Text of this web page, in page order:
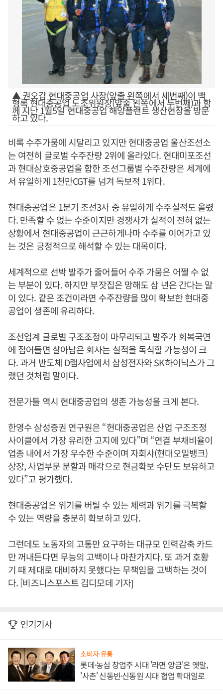
▲ 권오갑 현대중공업 사장(앞줄 왼쪽에서 세번째)이 백
형록 현대중공업 노조위원장(앞줄 왼쪽에서 두번째)과 함
께 지난 1월5일 현대중공업 해양플랜트 생산현장을 방문
하고 있다.
비록 수주가뭄에 시달리고 있지만 현대중공업 울산조선소
는 여전히 글로벌 수주잔량 2위에 올라있다. 현대미포조선
과 현대삼호중공업을 합한 조선그룹별 수주잔량은 세계에
서 유일하게 1천만CGT를 넘겨 독보적 1위다.
현대중공업은 1분기 조선3사 중 유일하게 수주실적도 올렸
다. 만족할 수 없는 수준이지만 경쟁사가 실적이 전혀 없는
상황에서 현대중공업이 근근하게나마 수주를 이어가고 있
는 것은 긍정적으로 해석할 수 있는 대목이다.
세계적으로 선박 발주가 줄어들어 수주 가뭄은 어쩔 수 없
는 부분이 있다. 하지만 부잣집은 망해도 삼 년은 간다는 말
이 있다. 같은 조건이라면 수주잔량을 많이 확보한 현대중
공업이 생존에 유리하다.
조선업계 글로벌 구조조정이 마무리되고 발주가 회복국면
에 접어들면 살아남은 회사는 실적을 독식할 가능성이 크
다. 과거 반도체 D램사업에서 삼성전자와 SK하이닉스가 그
랬던 것처럼 말이다.
전문가들 역시 현대중공업의 생존 가능성을 크게 본다.
한영수 삼성증권 연구원은 “현대중공업은 산업 구조조정
사이클에서 가장 유리한 고지에 있다”며 “연결 부채비율이
업종 내에서 가장 우수한 수준이며 자회사(현대오일뱅크)
상장, 사업부문 분할과 매각으로 현금확보 수단도 보유하고
있다”고 평가했다.
현대중공업은 위기를 버틸 수 있는 체력과 위기를 극복할
수 있는 역량을 충분히 확보하고 있다.
그런데도 노동자의 고통만 요구하는 대규모 인력감축 카드
만 꺼내든다면 무능의 고백이나 마찬가지다. 또 과거 호황
기 때 제대로 대비하지 못했다는 무책임을 고백하는 것이
다. [비즈니스포스트 김디모데 기자]
인기기사
소비자·유통
롯데·농심 창업주 시대 '라면 앙금'은 옛말,
'사촌' 신동빈·신동원 시대 협업 확대일로